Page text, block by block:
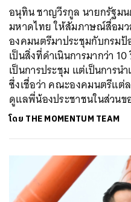
อนุทิน ชาญวีรกูล นายกรัฐมน
มหาดไทย ให้สัมภาษณ์สื่อม
องคมนตรีมาประชุมกับกรม
เป็นสิ่งที่ดำเนินการมากว่า
เป็นการประชุม แต่เป็นการน
ซึ่งเชื่อว่า คณะองคมนตรีแต่
ดูแลพี่น้องประชาชนในส่วน
โดย THE MOMENTUM TEAM